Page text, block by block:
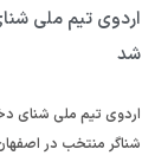
اردوی تیم ملی
شد
شناگر منتخب در